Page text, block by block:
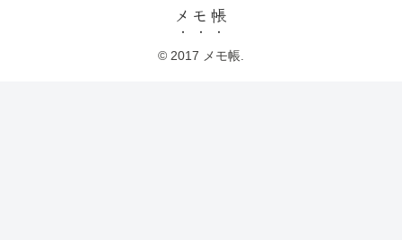
メモ帳
© 2017 メモ帳.